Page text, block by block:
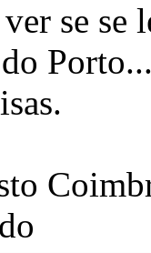
se se